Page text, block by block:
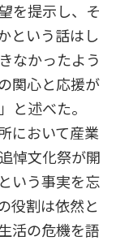
を提示し、そ
という話はし
なかったよう
関心と応援が
と述べた。
において産業
悼文化祭が開
いう事実を忘
役割は依然と
活の危機を語